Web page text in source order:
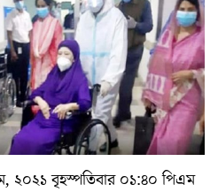
বৃহস্পতিবার ০১:৪০ পিএম